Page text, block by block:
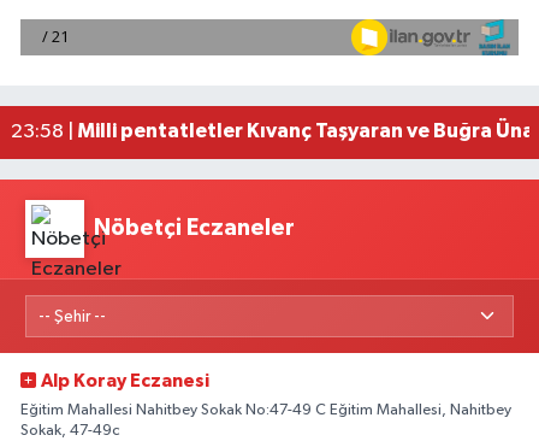
00:05 |
Adana'da silahlı saldırıda 3 kişi yaralandı
01:06 |
Adana'da helikopter destekli 'huzur ve güven'
Nöbetçi Eczaneler
Alp Koray Eczanesi
Eğitim Mahallesi Nahitbey Sokak No:47-49 C Eğitim Mahallesi, Nahitbey
Sokak, 47-49c